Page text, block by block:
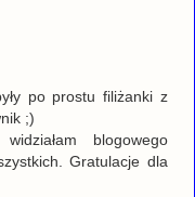
po prostu filiżanki z
;)
blogowego
Gratulacje dla